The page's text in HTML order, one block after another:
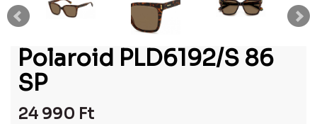
Polaroid PLD6192/S 86
SP
24 990 Ft